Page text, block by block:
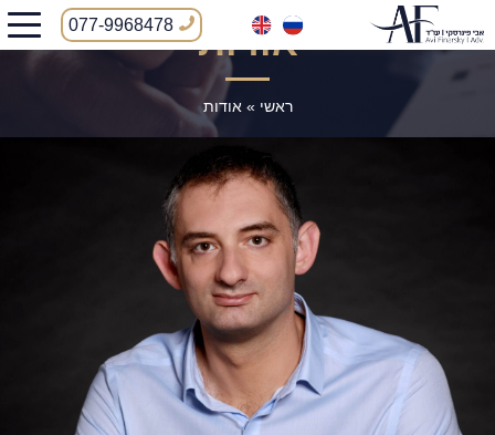
077-9968478 אודות
ראשי » אודות